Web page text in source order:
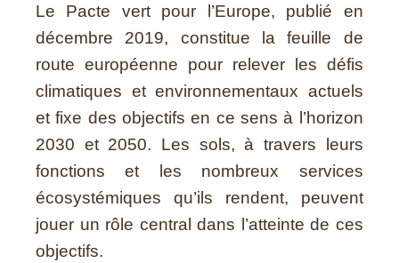
Le Pacte vert pour l’Europe, publié en
décembre 2019, constitue la feuille de
route européenne pour relever les défis
climatiques et environnementaux actuels
et fixe des objectifs en ce sens à l’horizon
2030 et 2050. Les sols, à travers leurs
fonctions et les nombreux services
écosystémiques qu’ils rendent, peuvent
jouer un rôle central dans l’atteinte de ces
objectifs.